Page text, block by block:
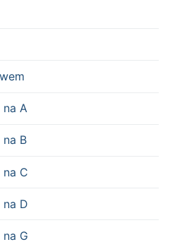
na A
na B
na C
na D
G